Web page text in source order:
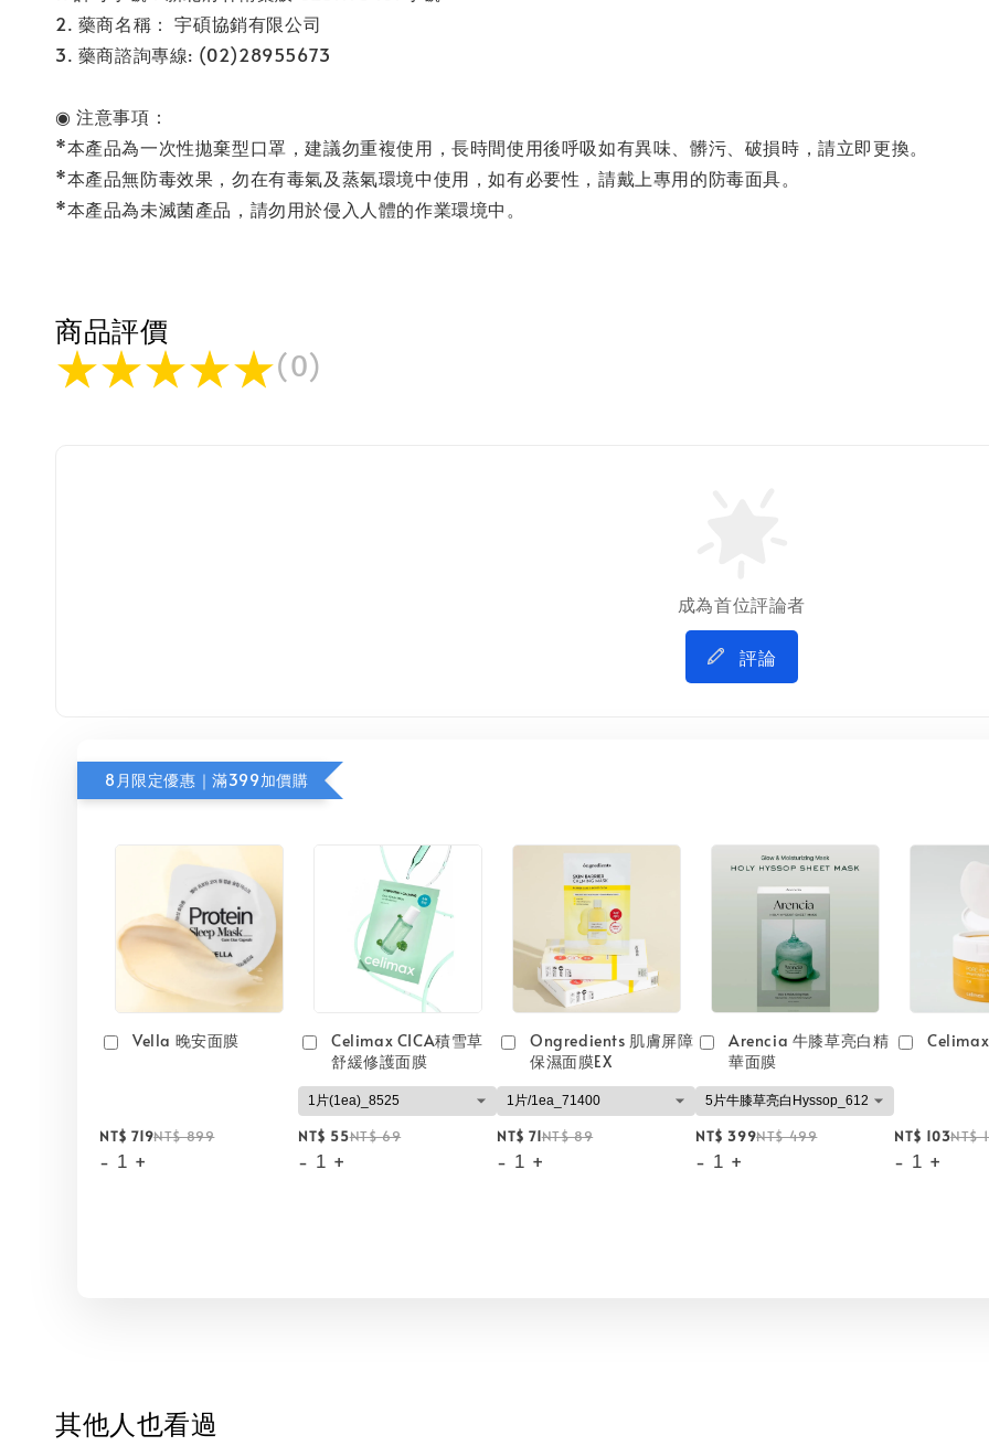
2. 藥商名稱： 宇碩協銷有限公司
3. 藥商諮詢專線: (02)28955673
◉ 注意事項：
*本產品為一次性拋棄型口罩，建議勿重複使用，長時間使用後呼吸如有異味、髒污、破損時，請立即更換。
*本產品無防毒效果，勿在有毒氣及蒸氣環境中使用，如有必要性，請戴上專用的防毒面具。
*本產品為未滅菌產品，請勿用於侵入人體的作業環境中。
商品評價
(0)
成為首位評論者
評論
8月限定優惠｜滿399加價購
Vella 晚安面膜
NT$ 719NT$ 899
- +
Celimax CICA積雪草
舒緩修護面膜
NT$ 55NT$ 69
- +
Ongredients 肌膚屏障
保濕面膜EX
NT$ 71NT$ 89
- +
Arencia 牛膝草亮白精
華面膜
NT$ 399NT$ 499
- +
NT$ 103NT$
- +
其他人也看過